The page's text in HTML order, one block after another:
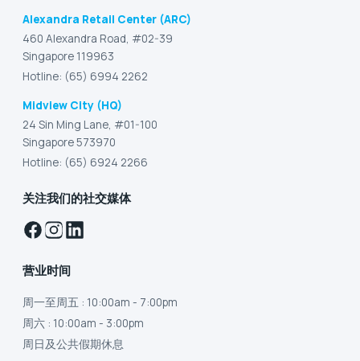
Alexandra Retail Center (ARC)
460 Alexandra Road, #02-39
Singapore 119963
Hotline: (65) 6994 2262
Midview City (HQ)
24 Sin Ming Lane, #01-100
Singapore 573970
Hotline: (65) 6924 2266
关注我们的社交媒体
营业时间
周一至周五 : 10:00am - 7:00pm
周六 : 10:00am - 3:00pm
周日及公共假期休息